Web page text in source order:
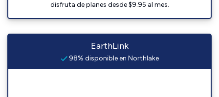
disfruta de planes desde $9.95 al mes.
EarthLink
98% disponible en Northlake